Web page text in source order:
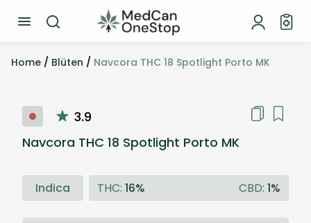
Home / Blüten / Navcora THC 18 Spotlight Porto MK
3.9
Navcora THC 18 Spotlight Porto MK
Indica THC: 16% CBD: 1%